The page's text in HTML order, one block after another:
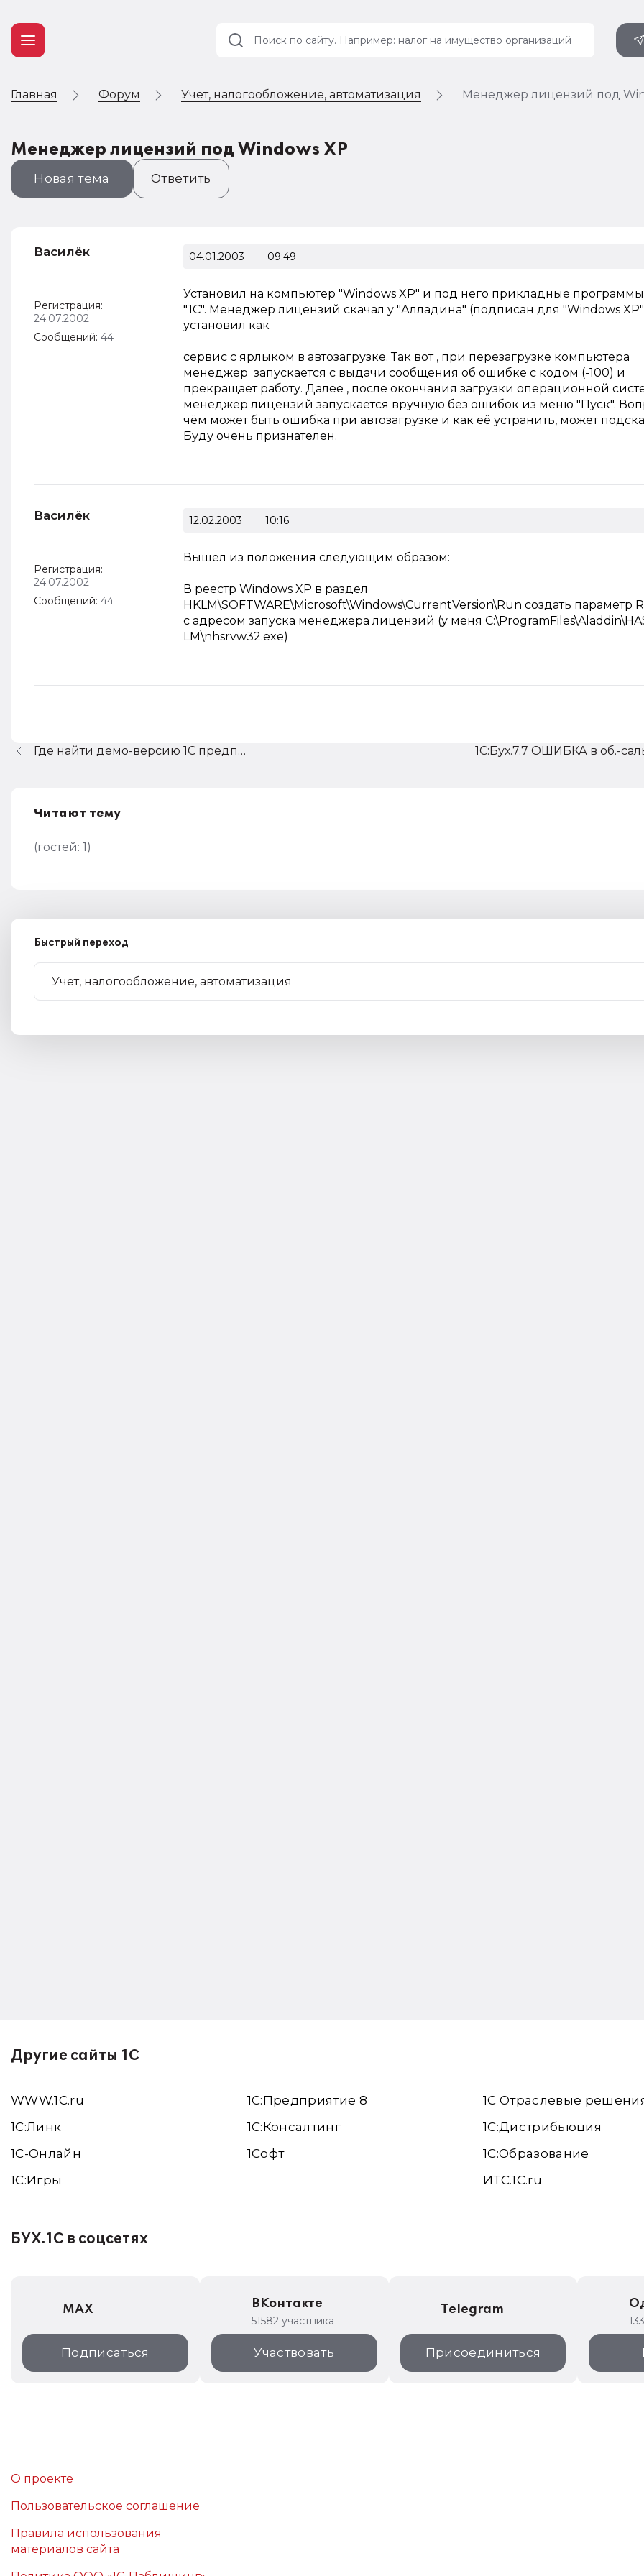
Главная Форум Учет, налогообложение, автоматизация Менеджер лицензий под
Менеджер лицензий под Windows XP
Новая тема Ответить
Василёк
Регистрация:
24.07.2002
Сообщений: 44
04.01.2003 09:49
Установил на компьютер "Windows XP" и под него прикладные программы
"1С". Менеджер лицензий скачал у "Алладина" (подписан для "Windows
установил как
сервис с ярлыком в автозагрузке. Так вот , при перезагрузке компьютера
менеджер запускается с выдачи сообщения об ошибке с кодом (-100) и
прекращает работу. Далее , после окончания загрузки операционной
менеджер лицензий запускается вручную без ошибок из меню "Пуск".
чём может быть ошибка при автозагрузке и как её устранить, может
Буду очень признателен.
Василёк
Регистрация:
24.07.2002
Сообщений: 44
12.02.2003 10:16
Вышел из положения следующим образом:
В реестр Windows XP в раздел
HKLM\SOFTWARE\Microsoft\Windows\CurrentVersion\Run создать параметр
с адресом запуска менеджера лицензий (у меня
LM\nhsrvw32.exe)
Где найти демо-версию 1С предприятия?
Читают тему
(гостей: 1)
Быстрый переход
Другие сайты 1С
WWW.1С.ru
1С:Линк
1С-Онлайн
1C:Игры
1С:Предприятие 8
1С:Консалтинг
1Софт
1С Отраслевые
1С:Дистрибьюция
1С:Образование
ИТС.1C.ru
БУХ.1С в соцсетях
MAX
Подписаться
ВКонтакте
51582 участника
Участвовать
Telegram
Присоединиться
О проекте
Пользовательское соглашение
Правила использования
материалов сайта
Учет и
Автоматизация